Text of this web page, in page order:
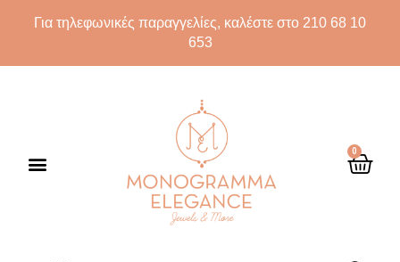
Για τηλεφωνικές παραγγελίες, καλέστε στο 210 68 10
653
0